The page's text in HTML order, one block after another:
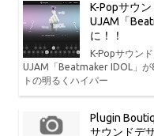
K-Popサウ
UJAM「
に！！
K-Popサウン
UJAM「Beatmaker IDOL」が
トの明るくハイパー
Plugin
サウンドデ